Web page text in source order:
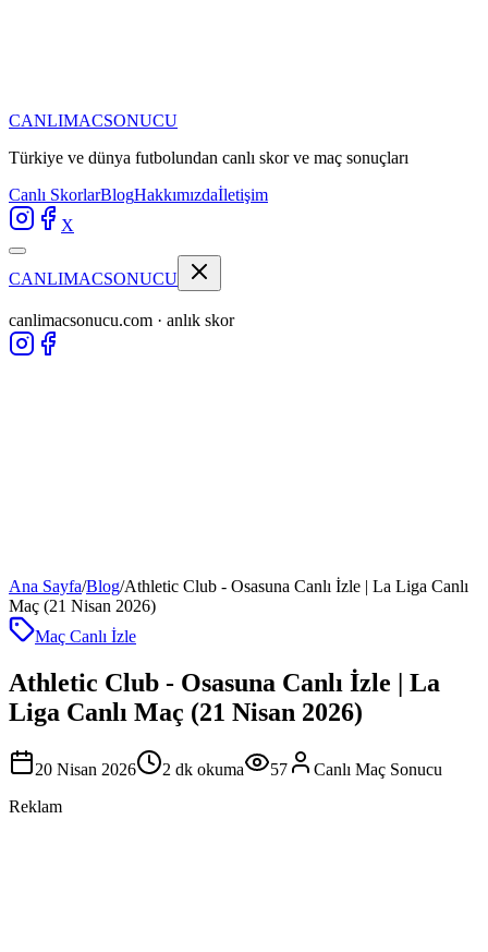
CANLIMACSONUCU
Türkiye ve dünya futbolundan canlı skor ve maç sonuçları
Canlı SkorlarBlogHakkımızdaİletişim
X
CANLIMACSONUCU
canlimacsonucu.com · anlık skor
Ana Sayfa/Blog/Athletic Club - Osasuna Canlı İzle | La Liga Canlı
Maç (21 Nisan 2026)
Maç Canlı İzle
Athletic Club - Osasuna Canlı İzle | La
Liga Canlı Maç (21 Nisan 2026)
20 Nisan 2026 2 dk okuma 57
Canlı Maç Sonucu
Reklam